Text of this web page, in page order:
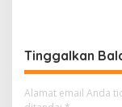
Tinggalkan
Alamat email Anda